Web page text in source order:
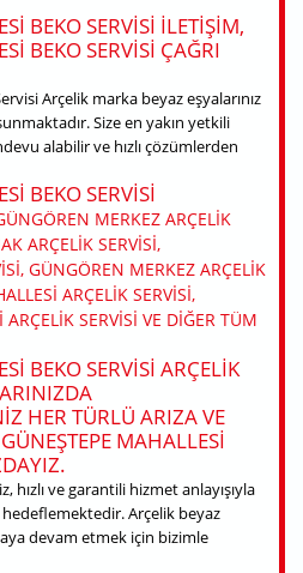
BEKO SERVISI ILETIŞIM,
BEKO SERVISI ÇAĞRI
Arçelik marka beyaz eşyalarınız
Size en yakın yetkili
alabilir ve hızlı çözümlerden
BEKO SERVISI
MERKEZ ARÇELIK
ARÇELIK SERVISI,
GÜNGÖREN MERKEZ ARÇELIK
ARÇELIK SERVISI,
SERVISI VE DIĞER TÜM
BEKO SERVISI ARÇELIK
HER TÜRLÜ ARIZA VE
MAHALLESI
hızlı ve garantili hizmet anlayışıyla
Arçelik beyaz
devam etmek için bizimle